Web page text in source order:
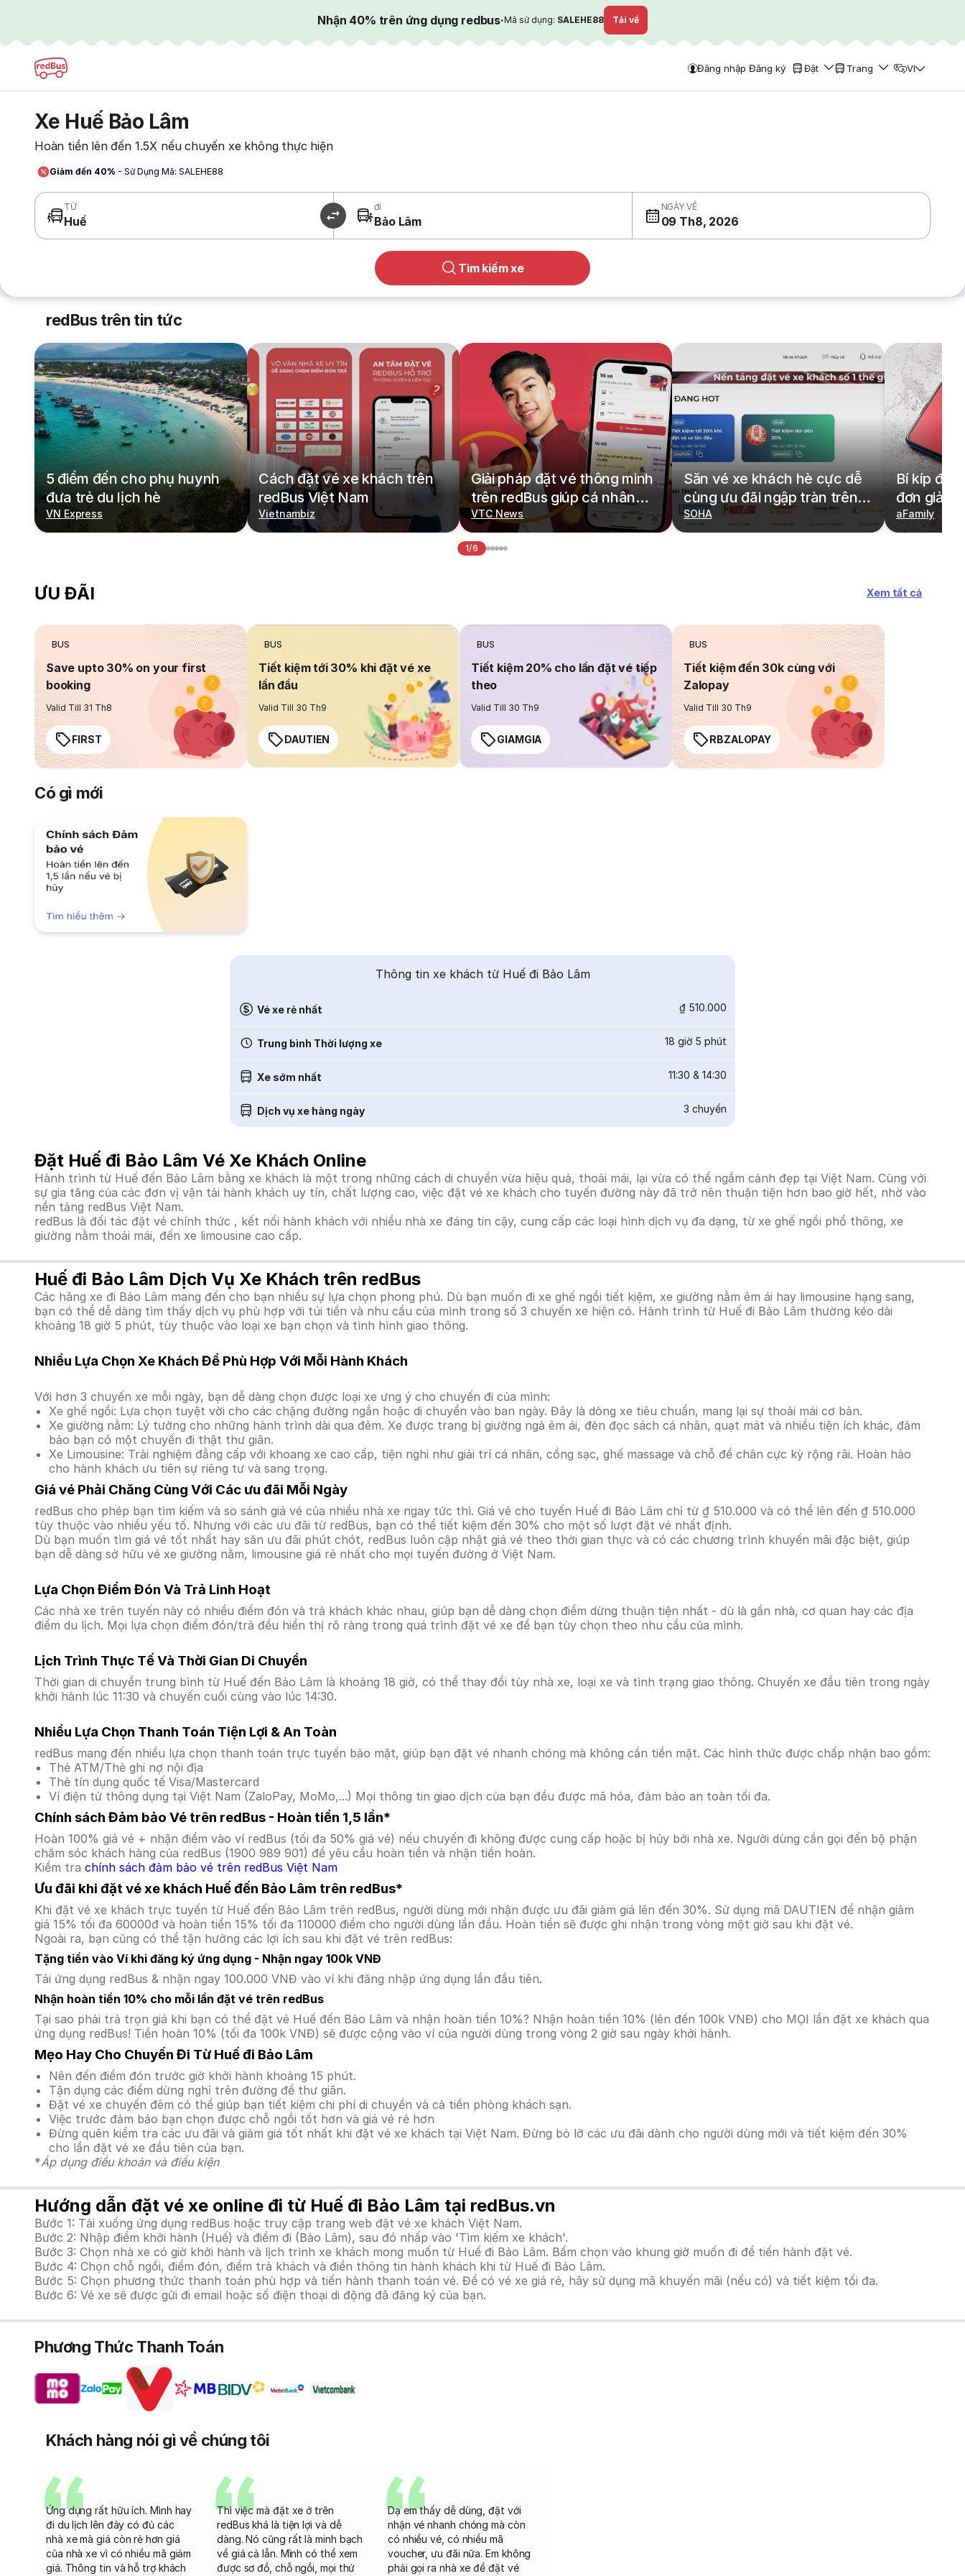
Nhận 40% trên ứng dụng redbus·Mã sử dụng: SALEHE88 Tải về
Đăng nhập Đăng ký Đặt Trang VI
Xe Huế Bảo Lâm
Hoàn tiền lên đến 1.5X nếu chuyến xe không thực hiện
Giảm đến 40% - Sử Dụng Mã: SALEHE88
TỪ
Huế
đi
Bảo Lâm
NGÀY VỀ
09 Th8, 2026
Tìm kiếm xe
redBus trên tin tức
5 điểm đến cho phụ huynh
đưa trẻ du lịch hè
VN Express
Cách đặt vé xe khách trên
redBus Việt Nam
Vietnambiz
Giải pháp đặt vé thông minh
trên redBus giúp cá nhân
hoá hành trình di chuyển
VTC News
Săn vé xe khách hè cực dễ
cùng ưu đãi ngập tràn trên
redBus
SOHA
Bí kíp đặt
đơn giản,
cả gia
aFamily
1/6
ƯU ĐÃI Xem tất cả
BUS
Save upto 30% on your first
booking
Valid Till 31 Th8
FIRST
BUS
Tiết kiệm tới 30% khi đặt vé xe
lần đầu
Valid Till 30 Th9
DAUTIEN
BUS
Tiết kiệm 20% cho lần đặt vé tiếp
theo
Valid Till 30 Th9
GIAMGIA
BUS
Tiết kiệm đến 30k cùng với
Zalopay
Valid Till 30 Th9
RBZALOPAY
Có gì mới
Thông tin xe khách từ Huế đi Bảo Lâm
Vé xe rẻ nhất ₫ 510.000
Trung bình Thời lượng xe 18 giờ 5 phút
Xe sớm nhất 11:30 & 14:30
Dịch vụ xe hàng ngày 3 chuyến
Đặt Huế đi Bảo Lâm Vé Xe Khách Online
Hành trình từ Huế đến Bảo Lâm bằng xe khách là một trong những cách di chuyển vừa hiệu quả, thoải mái, lại vừa có thể ngắm cảnh đẹp tại Việt Nam. Cùng với
sự gia tăng của các đơn vị vận tải hành khách uy tín, chất lượng cao, việc đặt vé xe khách cho tuyến đường này đã trở nên thuận tiện hơn bao giờ hết, nhờ vào
nền tảng redBus Việt Nam.
redBus là đối tác đặt vé chính thức , kết nối hành khách với nhiều nhà xe đáng tin cậy, cung cấp các loại hình dịch vụ đa dạng, từ xe ghế ngồi phổ thông, xe
giường nằm thoải mái, đến xe limousine cao cấp.
Huế đi Bảo Lâm Dịch Vụ Xe Khách trên redBus
Các hãng xe đi Bảo Lâm mang đến cho bạn nhiều sự lựa chọn phong phú. Dù bạn muốn đi xe ghế ngồi tiết kiệm, xe giường nằm êm ái hay limousine hạng sang,
bạn có thể dễ dàng tìm thấy dịch vụ phù hợp với túi tiền và nhu cầu của mình trong số 3 chuyến xe hiện có. Hành trình từ Huế đi Bảo Lâm thường kéo dài
khoảng 18 giờ 5 phút, tùy thuộc vào loại xe bạn chọn và tình hình giao thông.
Nhiều Lựa Chọn Xe Khách Để Phù Hợp Với Mỗi Hành Khách
Với hơn 3 chuyến xe mỗi ngày, bạn dễ dàng chọn được loại xe ưng ý cho chuyến đi của mình:
Xe ghế ngồi: Lựa chọn tuyệt vời cho các chặng đường ngắn hoặc di chuyển vào ban ngày. Đây là dòng xe tiêu chuẩn, mang lại sự thoải mái cơ bản.
Xe giường nằm: Lý tưởng cho những hành trình dài qua đêm. Xe được trang bị giường ngả êm ái, đèn đọc sách cá nhân, quạt mát và nhiều tiện ích khác, đảm
bảo bạn có một chuyến đi thật thư giãn.
Xe Limousine: Trải nghiệm đẳng cấp với khoang xe cao cấp, tiện nghi như giải trí cá nhân, cổng sạc, ghế massage và chỗ để chân cực kỳ rộng rãi. Hoàn hảo
cho hành khách ưu tiên sự riêng tư và sang trọng.
Giá vé Phải Chăng Cùng Với Các ưu đãi Mỗi Ngày
redBus cho phép bạn tìm kiếm và so sánh giá vé của nhiều nhà xe ngay tức thì. Giá vé cho tuyến Huế đi Bảo Lâm chỉ từ ₫ 510.000 và có thể lên đến ₫ 510.000
tùy thuộc vào nhiều yếu tố. Nhưng với các ưu đãi từ redBus, bạn có thể tiết kiệm đến 30% cho một số lượt đặt vé nhất định.
Dù bạn muốn tìm giá vé tốt nhất hay săn ưu đãi phút chót, redBus luôn cập nhật giá vé theo thời gian thực và có các chương trình khuyến mãi đặc biệt, giúp
bạn dễ dàng sở hữu vé xe giường nằm, limousine giá rẻ nhất cho mọi tuyến đường ở Việt Nam.
Lựa Chọn Điểm Đón Và Trả Linh Hoạt
Các nhà xe trên tuyến này có nhiều điểm đón và trả khách khác nhau, giúp bạn dễ dàng chọn điểm dừng thuận tiện nhất - dù là gần nhà, cơ quan hay các địa
điểm du lịch. Mọi lựa chọn điểm đón/trả đều hiển thị rõ ràng trong quá trình đặt vé xe để bạn tùy chọn theo nhu cầu của mình.
Lịch Trình Thực Tế Và Thời Gian Di Chuyển
Thời gian di chuyển trung bình từ Huế đến Bảo Lâm là khoảng 18 giờ, có thể thay đổi tùy nhà xe, loại xe và tình trạng giao thông. Chuyến xe đầu tiên trong ngày
khởi hành lúc 11:30 và chuyến cuối cùng vào lúc 14:30.
Nhiều Lựa Chọn Thanh Toán Tiện Lợi & An Toàn
redBus mang đến nhiều lựa chọn thanh toán trực tuyến bảo mật, giúp bạn đặt vé nhanh chóng mà không cần tiền mặt. Các hình thức được chấp nhận bao gồm:
Thẻ ATM/Thẻ ghi nợ nội địa
Thẻ tín dụng quốc tế Visa/Mastercard
Ví điện tử thông dụng tại Việt Nam (ZaloPay, MoMo,...) Mọi thông tin giao dịch của bạn đều được mã hóa, đảm bảo an toàn tối đa.
Chính sách Đảm bảo Vé trên redBus - Hoàn tiền 1,5 lần*
Hoàn 100% giá vé + nhận điểm vào ví redBus (tối đa 50% giá vé) nếu chuyến đi không được cung cấp hoặc bị hủy bởi nhà xe. Người dùng cần gọi đến bộ phận
chăm sóc khách hàng của redBus (1900 989 901) để yêu cầu hoàn tiền và nhận tiền hoàn.
Kiểm tra chính sách đảm bảo vé trên redBus Việt Nam
Ưu đãi khi đặt vé xe khách Huế đến Bảo Lâm trên redBus*
Khi đặt vé xe khách trực tuyến từ Huế đến Bảo Lâm trên redBus, người dùng mới nhận được ưu đãi giảm giá lên đến 30%. Sử dụng mã DAUTIEN để nhận giảm
giá 15% tối đa 60000đ và hoàn tiền 15% tối đa 110000 điểm cho người dùng lần đầu. Hoàn tiền sẽ được ghi nhận trong vòng một giờ sau khi đặt vé.
Ngoài ra, bạn cũng có thể tận hưởng các lợi ích sau khi đặt vé trên redBus:
Tặng tiền vào Ví khi đăng ký ứng dụng - Nhận ngay 100k VNĐ
Tải ứng dụng redBus & nhận ngay 100.000 VNĐ vào ví khi đăng nhập ứng dụng lần đầu tiên.
Nhận hoàn tiền 10% cho mỗi lần đặt vé trên redBus
Tại sao phải trả trọn giá khi bạn có thể đặt vé Huế đến Bảo Lâm và nhận hoàn tiền 10%? Nhận hoàn tiền 10% (lên đến 100k VNĐ) cho MỌI lần đặt xe khách qua
ứng dụng redBus! Tiền hoàn 10% (tối đa 100k VNĐ) sẽ được cộng vào ví của người dùng trong vòng 2 giờ sau ngày khởi hành.
Mẹo Hay Cho Chuyến Đi Từ Huế đi Bảo Lâm
Nên đến điểm đón trước giờ khởi hành khoảng 15 phút.
Tận dụng các điểm dừng nghỉ trên đường để thư giãn.
Đặt vé xe chuyến đêm có thể giúp bạn tiết kiệm chi phí di chuyển và cả tiền phòng khách sạn.
Việc trước đảm bảo bạn chọn được chỗ ngồi tốt hơn và giá vé rẻ hơn
Đừng quên kiểm tra các ưu đãi và giảm giá tốt nhất khi đặt vé xe khách tại Việt Nam. Đừng bỏ lỡ các ưu đãi dành cho người dùng mới và tiết kiệm đến 30%
cho lần đặt vé xe đầu tiên của bạn.
*Áp dụng điều khoản và điều kiện
Hướng dẫn đặt vé xe online đi từ Huế đi Bảo Lâm tại redBus.vn
Bước 1: Tải xuống ứng dụng redBus hoặc truy cập trang web đặt vé xe khách Việt Nam.
Bước 2: Nhập điểm khởi hành (Huế) và điểm đi (Bảo Lâm), sau đó nhấp vào 'Tìm kiếm xe khách'.
Bước 3: Chọn nhà xe có giờ khởi hành và lịch trình xe khách mong muốn từ Huế đi Bảo Lâm. Bấm chọn vào khung giờ muốn đi để tiến hành đặt vé.
Bước 4: Chọn chỗ ngồi, điểm đón, điểm trả khách và điền thông tin hành khách khi từ Huế đi Bảo Lâm.
Bước 5: Chọn phương thức thanh toán phù hợp và tiến hành thanh toán vé. Để có vé xe giá rẻ, hãy sử dụng mã khuyến mãi (nếu có) và tiết kiệm tối đa.
Bước 6: Vé xe sẽ được gửi đi email hoặc số điện thoại di động đã đăng ký của bạn.
Phương Thức Thanh Toán
Khách hàng nói gì về chúng tôi
Ứng dụng rất hữu ích. Mình hay
đi du lịch lên đây có đủ các
nhà xe mà giá còn rẻ hơn giá
của nhà xe vì có nhiều mã giảm
giá. Thông tin và hỗ trợ khách
Thì việc mà đặt xe ở trên
redBus khá là tiện lợi và dễ
dàng. Nó cũng rất là minh bạch
về giá cả lẫn. Mình có thể xem
được sơ đồ, chỗ ngồi, mọi thứ
Dạ em thấy dễ dùng, đặt với
nhận vé nhanh chóng mà còn
có nhiều vé, có nhiều mã
voucher, ưu đãi nữa. Em không
phải gọi ra nhà xe để đặt vé